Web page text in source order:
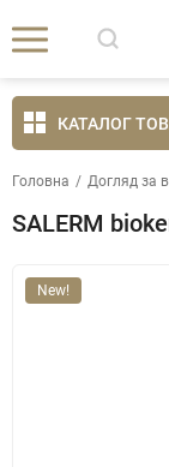
КАТАЛОГ
Головна / Догляд за
SALERM
New!